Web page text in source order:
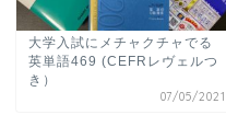
大学入試にメチャクチャでる
英単語469 (CEFRレヴェルつ
き）
07/05/2021